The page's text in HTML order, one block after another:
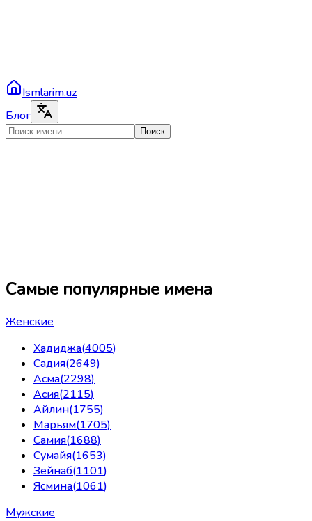
Ismlarim.uz
Блог
Поиск
Самые популярные имена
Женские
Хадиджа(4005)
Садия(2649)
Асма(2298)
Асия(2115)
Айлин(1755)
Марьям(1705)
Самия(1688)
Сумайя(1653)
Зейнаб(1101)
Ясмина(1061)
Мужские